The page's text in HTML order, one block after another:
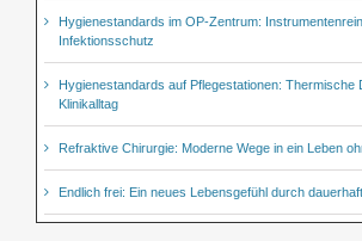
Hygienestandards im OP-Zentrum:
Infektionsschutz
Hygienestandards auf Pflegestationen: Thermische
Klinikalltag
Refraktive Chirurgie: Moderne Wege in ein Leben
Endlich frei: Ein neues Lebensgefühl durch